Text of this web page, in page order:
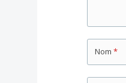
Nom *